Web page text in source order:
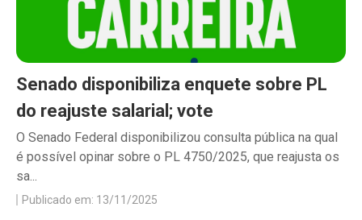
Senado disponibiliza enquete sobre PL
do reajuste salarial; vote
O Senado Federal disponibilizou consulta pública na qual
é possível opinar sobre o PL 4750/2025, que reajusta os
sa...
Publicado em: 13/11/2025